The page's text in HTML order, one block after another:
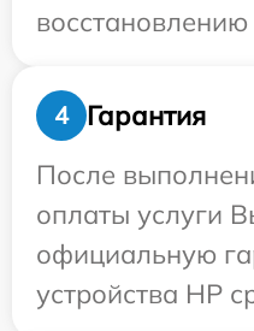
восстановлению
4
Гарантия
После
оплаты услуги
официальную
устройства HP